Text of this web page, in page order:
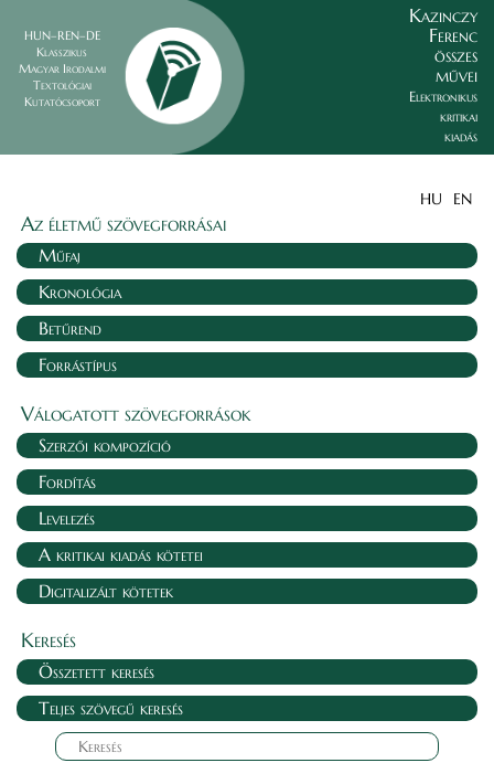
HUN–REN–DE
Klasszikus
Magyar Irodalmi
Textológiai
Kutatócsoport
Kazinczy
Ferenc
összes
művei
Elektronikus
kritikai
kiadás
HU EN
Az életmű szövegforrásai
Műfaj
Kronológia
Betűrend
Forrástípus
Válogatott szövegforrások
Szerzői kompozíció
Fordítás
Levelezés
A kritikai kiadás kötetei
Digitalizált kötetek
Keresés
Összetett keresés
Teljes szövegű keresés